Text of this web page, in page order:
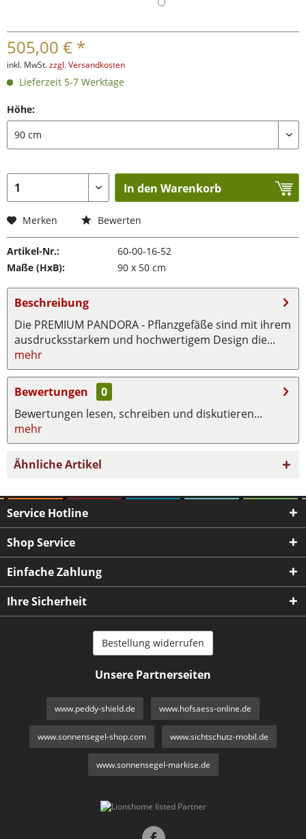
505,00 € *
inkl. MwSt.zzgl. Versandkosten
Lieferzeit 5-7 Werktage
Höhe:
In den Warenkorb
Merken Bewerten
Artikel-Nr.:
60-00-16-52
Maße (HxB):
90 x 50 cm
Beschreibung
Die PREMIUM PANDORA - Pflanzgefäße sind mit ihrem
ausdrucksstarkem und hochwertigem Design die...
mehr
Bewertungen
0
Bewertungen lesen, schreiben und diskutieren...
mehr
Ähnliche Artikel
Service Hotline
Shop Service
Einfache Zahlung
Ihre Sicherheit
Bestellung widerrufen
Unsere Partnerseiten
www.peddy-shield.de www.hofsaess-online.de
www.sonnensegel-shop.com www.sichtschutz-mobil.de
www.sonnensegel-markise.de